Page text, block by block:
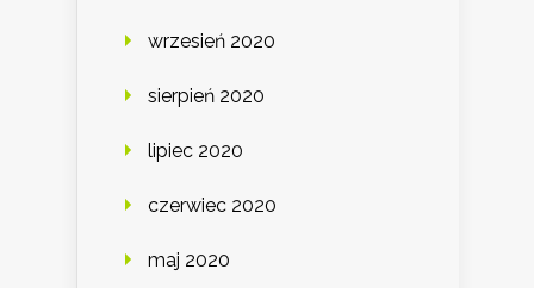
wrzesień 2020
sierpień 2020
lipiec 2020
czerwiec 2020
maj 2020